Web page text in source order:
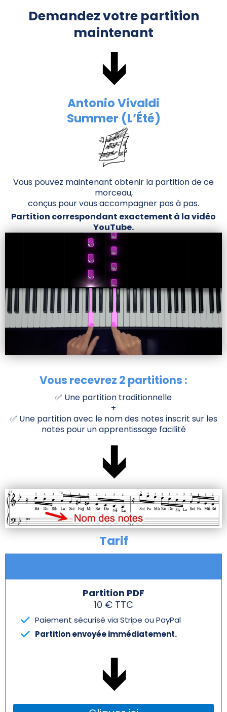
Demandez votre partition
maintenant
Antonio Vivaldi
Summer (L’Été)
Vous pouvez maintenant obtenir la partition de ce
morceau,
conçus pour vous accompagner pas à pas.
Partition correspondant exactement à la vidéo
YouTube.
Vous recevrez 2 partitions :
✅ Une partition traditionnelle
+
✅ Une partition avec le nom des notes inscrit sur les
notes pour un apprentissage facilité
Tarif
Partition PDF
10 € TTC
Paiement sécurisé via Stripe ou PayPal
Partition envoyée immédiatement.